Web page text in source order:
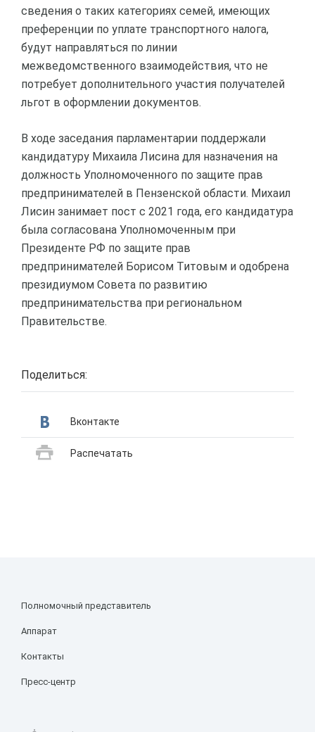
сведения о таких категориях семей, имеющих
преференции по уплате транспортного налога,
будут направляться по линии
межведомственного взаимодействия, что не
потребует дополнительного участия получателей
льгот в оформлении документов.
В ходе заседания парламентарии поддержали
кандидатуру Михаила Лисина для назначения на
должность Уполномоченного по защите прав
предпринимателей в Пензенской области. Михаил
Лисин занимает пост с 2021 года, его кандидатура
была согласована Уполномоченным при
Президенте РФ по защите прав
предпринимателей Борисом Титовым и одобрена
президиумом Совета по развитию
предпринимательства при региональном
Правительстве.
Поделиться:
Вконтакте
Распечатать
Полномочный представитель
Аппарат
Контакты
Пресс-центр